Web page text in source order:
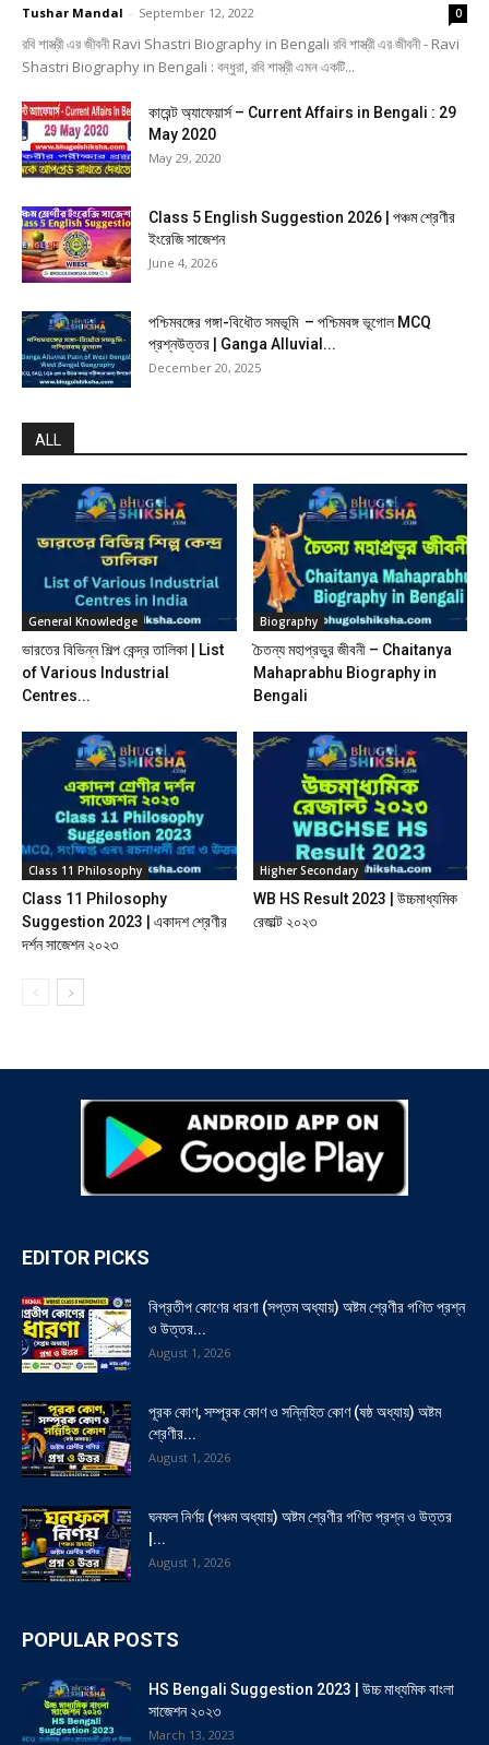
Tushar Mandal - September 12, 2022 0
রবি শাস্ত্রী এর জীবনী Ravi Shastri Biography in Bengali রবি শাস্ত্রী এর জীবনী - Ravi
Shastri Biography in Bengali : বন্ধুরা, রবি শাস্ত্রী এমন একটি...
কারেন্ট অ্যাফেয়ার্স – Current Affairs in Bengali : 29
May 2020
May 29, 2020
Class 5 English Suggestion 2026 | পঞ্চম শ্রেণীর
ইংরেজি সাজেশন
June 4, 2026
পশ্চিমবঙ্গের গঙ্গা-বিধৌত সমভূমি – পশ্চিমবঙ্গ ভূগোল MCQ
প্রশ্নউত্তর | Ganga Alluvial...
December 20, 2025
ALL
General Knowledge
ভারতের বিভিন্ন শিল্প কেন্দ্র তালিকা | List
of Various Industrial
Centres...
Biography
চৈতন্য মহাপ্রভুর জীবনী – Chaitanya
Mahaprabhu Biography in
Bengali
Class 11 Philosophy
Class 11 Philosophy
Suggestion 2023 | একাদশ শ্রেণীর
দর্শন সাজেশন ২০২৩
Higher Secondary
WB HS Result 2023 | উচ্চমাধ্যমিক
রেজাল্ট ২০২৩
EDITOR PICKS
বিপ্রতীপ কোণের ধারণা (সপ্তম অধ্যায়) অষ্টম শ্রেণীর গণিত প্রশ্ন
ও উত্তর...
August 1, 2026
পূরক কোণ, সম্পূরক কোণ ও সন্নিহিত কোণ (ষষ্ঠ অধ্যায়) অষ্টম
শ্রেণীর...
August 1, 2026
ঘনফল নির্ণয় (পঞ্চম অধ্যায়) অষ্টম শ্রেণীর গণিত প্রশ্ন ও উত্তর
|...
August 1, 2026
POPULAR POSTS
HS Bengali Suggestion 2023 | উচ্চ মাধ্যমিক বাংলা
সাজেশন ২০২৩
March 13, 2023